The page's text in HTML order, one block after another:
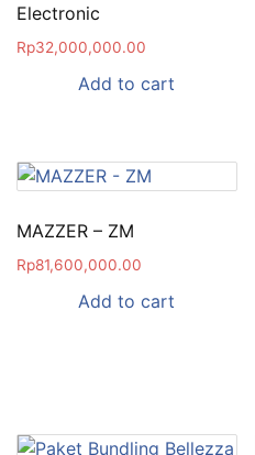
Electronic
Rp32,000,000.00
Add to cart
MAZZER – ZM
Rp81,600,000.00
Add to cart